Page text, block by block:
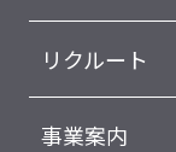
リクルート
事業案内